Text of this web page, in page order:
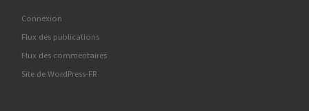
Connexion
Flux des publications
Flux des commentaires
Site de WordPress-FR